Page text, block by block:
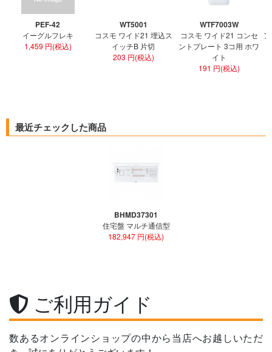
PEF-42
イーグルフレキ
1,459 円(税込)
WT5001
コスモ ワイド21 埋込ス
イッチB 片切
203 円(税込)
WTF7003W
コスモ ワイド21 コンセ
ントプレート 3コ用 ホワ
イト
191 円(税込)
最近チェックした商品
BHMD37301
住宅盤 マルチ通信型
182,947 円(税込)
ご利用ガイド
数あるオンラインショップの中から当店へお越しいただ